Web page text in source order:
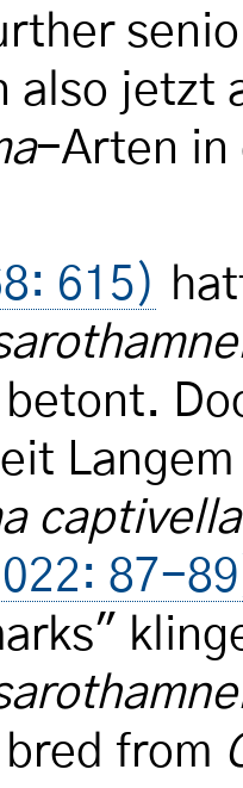
also jetzt
-Arten in
615)
Langem
captivella
87-
from